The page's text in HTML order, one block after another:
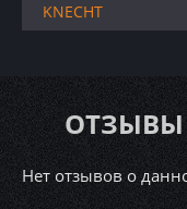
KNECHT
ОТЗЫВЫ
Нет отзывов о